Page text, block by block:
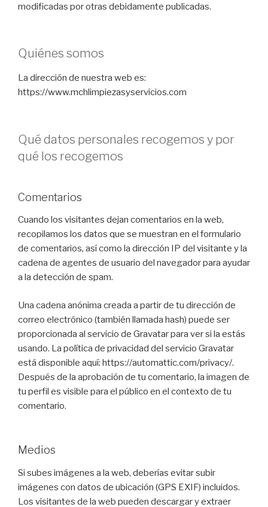
modificadas por otras debidamente publicadas.
Quiénes somos
La dirección de nuestra web es:
https://www.mchlimpiezasyservicios.com
Qué datos personales recogemos y por
qué los recogemos
Comentarios
Cuando los visitantes dejan comentarios en la web,
recopilamos los datos que se muestran en el formulario
de comentarios, así como la dirección IP del visitante y la
cadena de agentes de usuario del navegador para ayudar
a la detección de spam.
Una cadena anónima creada a partir de tu dirección de
correo electrónico (también llamada hash) puede ser
proporcionada al servicio de Gravatar para ver si la estás
usando. La política de privacidad del servicio Gravatar
está disponible aquí: https://automattic.com/privacy/.
Después de la aprobación de tu comentario, la imagen de
tu perfil es visible para el público en el contexto de tu
comentario.
Medios
Si subes imágenes a la web, deberías evitar subir
imágenes con datos de ubicación (GPS EXIF) incluidos.
Los visitantes de la web pueden descargar y extraer